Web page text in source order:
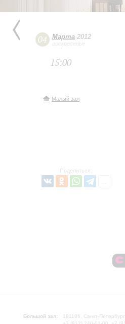
04 Марта 2012
воскресенье
15:00
Малый зал
Поделиться:
Большой зал:
191186, Санкт-